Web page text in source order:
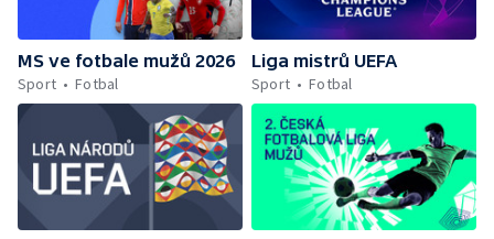
MS ve fotbale mužů 2026
Sport
Fotbal
Liga mistrů UEFA
Sport
Fotbal